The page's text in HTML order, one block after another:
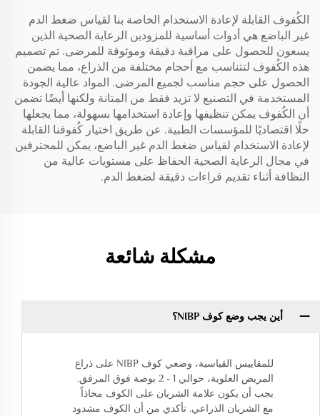
الكُفوف القابلة لإعادة الاستخدام الخاصة بنا لقياس ضغط الدم
غير الباضع هي أدوات أساسية للمزودين الرعاية الصحية الذين
يسعون للحصول على مراقبة دقيقة وموثوقة للمرضى. تم تصميم
هذه الكُفوف لتتناسب مع أحجام مختلفة من الذراع، مما يضمن
الحصول على حجم مناسب لجميع المرضى. المواد عالية الجودة
المستخدمة في التصنيع لا تزيد فقط من المتانة ولكنها أيضًا تضمن
أن الكُفوف يمكن تنظيفها وإعادة استخدامها بسهولة، مما يجعلها
حلًا اقتصاديًا للمؤسسات الطبية. عن طريق اختيار كُفوفنا القابلة
لإعادة الاستخدام لقياس ضغط الدم غير الباضع، يمكن للمحترفين
في مجال الرعاية الصحية الحفاظ على مستويات عالية من
النظافة أثناء تقديم قراءات دقيقة لضغط الدم.
مشكلة شائعة
أين يجب وضع كوف NIBP؟
للمقاييس القياسية، وضعي كوف NIBP على ذراع
المريض العلوية، حوالي 1 - 2 بوصة فوق المرفق.
يجب أن يكون علامة الشريان على الكوف محاذاً
مع الشريان الذراعي. تأكدي من أن الكوف مشدود